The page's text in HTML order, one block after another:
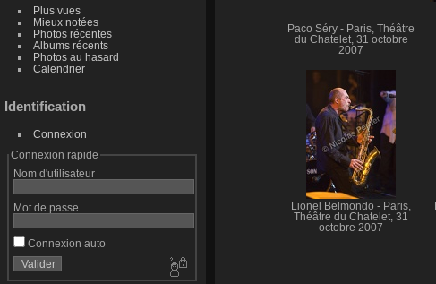
Plus vues
Mieux notées
Photos récentes
Albums récents
Photos au hasard
Calendrier
Identification
Connexion
Connexion rapide
Nom d'utilisateur
Mot de passe
Connexion auto
Paco Séry - Paris, Théâtre
du Chatelet, 31 octobre
2007
Lionel Belmondo - Paris,
Théâtre du Chatelet, 31
octobre 2007